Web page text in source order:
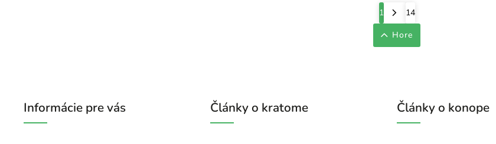
1
14
Hore
Informácie pre vás Články o kratome Články o konope